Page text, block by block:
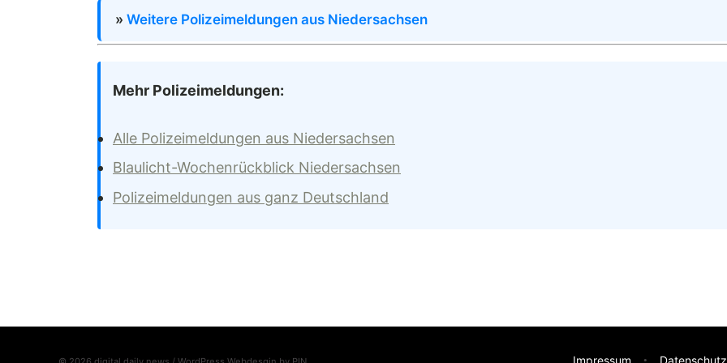
» Weitere Polizeimeldungen aus Niedersachsen
Mehr Polizeimeldungen:
Alle Polizeimeldungen aus Niedersachsen
Blaulicht-Wochenrückblick Niedersachsen
Polizeimeldungen aus ganz Deutschland